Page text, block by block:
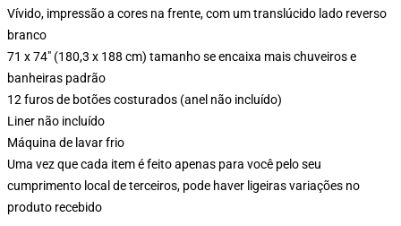
Vívido, impressão a cores na frente, com um translúcido lado reverso
branco
71 x 74" (180,3 x 188 cm) tamanho se encaixa mais chuveiros e
banheiras padrão
12 furos de botões costurados (anel não incluído)
Liner não incluído
Máquina de lavar frio
Uma vez que cada item é feito apenas para você pelo seu
cumprimento local de terceiros, pode haver ligeiras variações no
produto recebido